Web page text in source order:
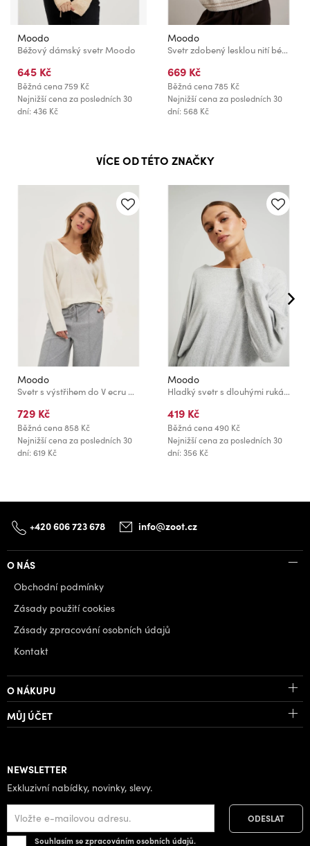
Moodo
Béžový dámský svetr Moodo
645 Kč
Běžná cena759 Kč
Nejnižší cena za posledních 30
dní: 436 Kč
Moodo
Svetr zdobený lesklou nití béžový Moodo
669 Kč
Běžná cena785 Kč
Nejnižší cena za posledních 30
dní: 568 Kč
VÍCE OD TÉTO ZNAČKY
Moodo
Svetr s výstřihem do V ecru Moodo
729 Kč
Běžná cena858 Kč
Nejnižší cena za posledních 30
dní: 619 Kč
Moodo
Hladký svetr s dlouhými rukávy šedý Moodo
419 Kč
Běžná cena490 Kč
Nejnižší cena za posledních 30
dní: 356 Kč
+420 606 723 678 info@zoot.cz
O NÁS
Obchodní podmínky
Zásady použití cookies
Zásady zpracování osobních údajů
Kontakt
O NÁKUPU
MŮJ ÚČET
NEWSLETTER
Exkluzivní nabídky, novinky, slevy.
Souhlasím se zpracováním osobních údajů.